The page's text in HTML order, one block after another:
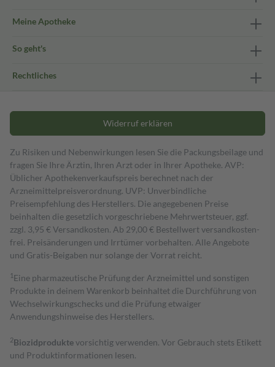
Meine Apotheke
So geht's
Rechtliches
Widerruf erklären
Zu Risiken und Nebenwirkungen lesen Sie die Packungsbeilage und
fragen Sie Ihre Ärztin, Ihren Arzt oder in Ihrer Apotheke. AVP:
Üblicher Apothekenverkaufspreis berechnet nach der
Arzneimittelpreisverordnung. UVP: Unverbindliche
Preisempfehlung des Herstellers. Die angegebenen Preise
beinhalten die gesetzlich vorgeschriebene Mehrwertsteuer, ggf.
zzgl. 3,95 € Versandkosten. Ab 29,00 € Bestell­wert versand­kosten­
frei. Preisänderungen und Irrtümer vorbehalten. Alle Angebote
und Gratis-Beigaben nur solange der Vorrat reicht.
1 Eine pharmazeutische Prüfung der Arzneimittel und sonstigen
Produkte in deinem Warenkorb beinhaltet die Durchführung von
Wechselwirkungschecks und die Prüfung etwaiger
Anwendungshinweise des Herstellers.
2Biozidproduktevorsichtig verwenden. Vor Gebrauch stets Etikett
und Produktinformationen lesen.